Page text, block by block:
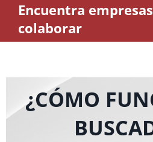
Encuentra
colaborar
¿CÓMO